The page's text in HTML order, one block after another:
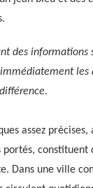
des informations
les
assez précises,
constituent
Dans une ville